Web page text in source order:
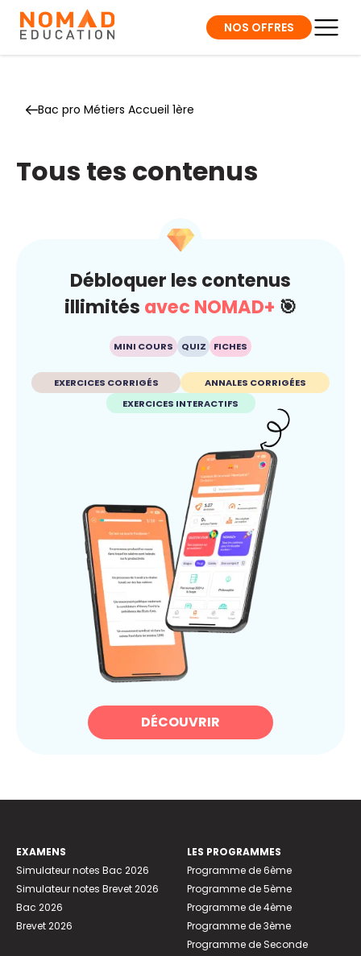
NOS OFFRES
Bac pro Métiers Accueil 1ère
Tous tes contenus
Débloquer les contenus
illimités avec NOMAD+ 🎯
MINI COURS QUIZ FICHES
EXERCICES CORRIGÉS
ANNALES CORRIGÉES
EXERCICES INTERACTIFS
DÉCOUVRIR
EXAMENS
Simulateur notes Bac 2026
Simulateur notes Brevet 2026
Bac 2026
Brevet 2026
LES PROGRAMMES
Programme de 6ème
Programme de 5ème
Programme de 4ème
Programme de 3ème
Programme de Seconde